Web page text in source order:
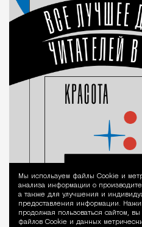
Мы используем файлы Сookie и
анализа информации о
а также для улучшения и
предоставления информации.
продолжая пользоваться сайтом,
файлов Cookie и данных